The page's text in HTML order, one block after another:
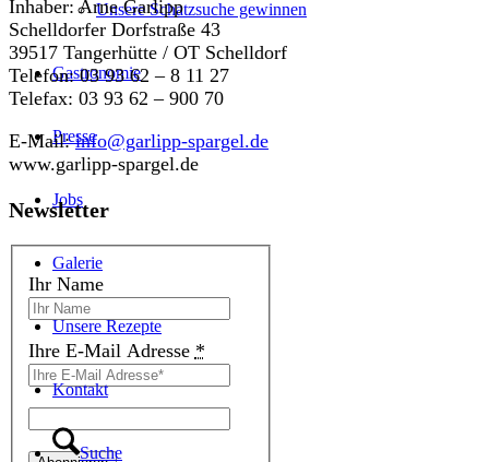
Unsere Schatzsuche gewinnen
Gastronomie
Presse
Jobs
Galerie
Unsere Rezepte
Kontakt
Suche
Inhaber: Arne Garlipp
Schelldorfer Dorfstraße 43
39517 Tangerhütte / OT Schelldorf
Telefon: 03 93 62 – 8 11 27
Telefax: 03 93 62 – 900 70
E-Mail:info@garlipp-spargel.de
www.garlipp-spargel.de
Newsletter
Ihr Name
Ihre E-Mail Adresse *